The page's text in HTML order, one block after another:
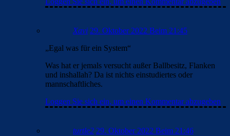
Xavi 29. Oktober 2022 Beim 21:45
„Egal was für ein System“
Was hat er jemals versucht außer Ballbesitz, Flanken
und inshallah? Da ist nichts einstudiertes oder
mannschaftliches.
Loggen Sie sich ein, um einen Kommentar abzugeben
turtle2 29. Oktober 2022 Beim 21:46